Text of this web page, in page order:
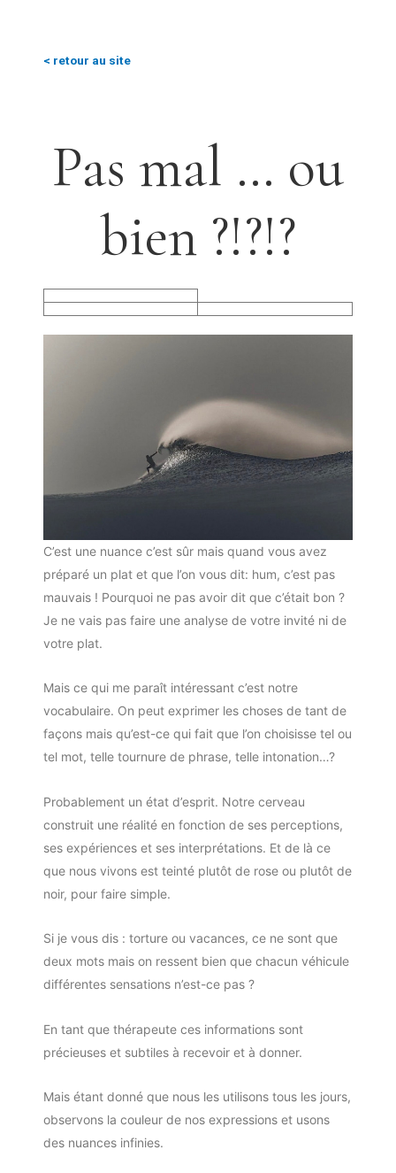
< retour au site
Pas mal … ou
bien ?!?!?
C’est une nuance c’est sûr mais quand vous avez
préparé un plat et que l’on vous dit: hum, c’est pas
mauvais ! Pourquoi ne pas avoir dit que c’était bon ?
Je ne vais pas faire une analyse de votre invité ni de
votre plat.
Mais ce qui me paraît intéressant c’est notre
vocabulaire. On peut exprimer les choses de tant de
façons mais qu’est-ce qui fait que l’on choisisse tel ou
tel mot, telle tournure de phrase, telle intonation…?
Probablement un état d’esprit. Notre cerveau
construit une réalité en fonction de ses perceptions,
ses expériences et ses interprétations. Et de là ce
que nous vivons est teinté plutôt de rose ou plutôt de
noir, pour faire simple.
Si je vous dis : torture ou vacances, ce ne sont que
deux mots mais on ressent bien que chacun véhicule
différentes sensations n’est-ce pas ?
En tant que thérapeute ces informations sont
précieuses et subtiles à recevoir et à donner.
Mais étant donné que nous les utilisons tous les jours,
observons la couleur de nos expressions et usons
des nuances infinies.